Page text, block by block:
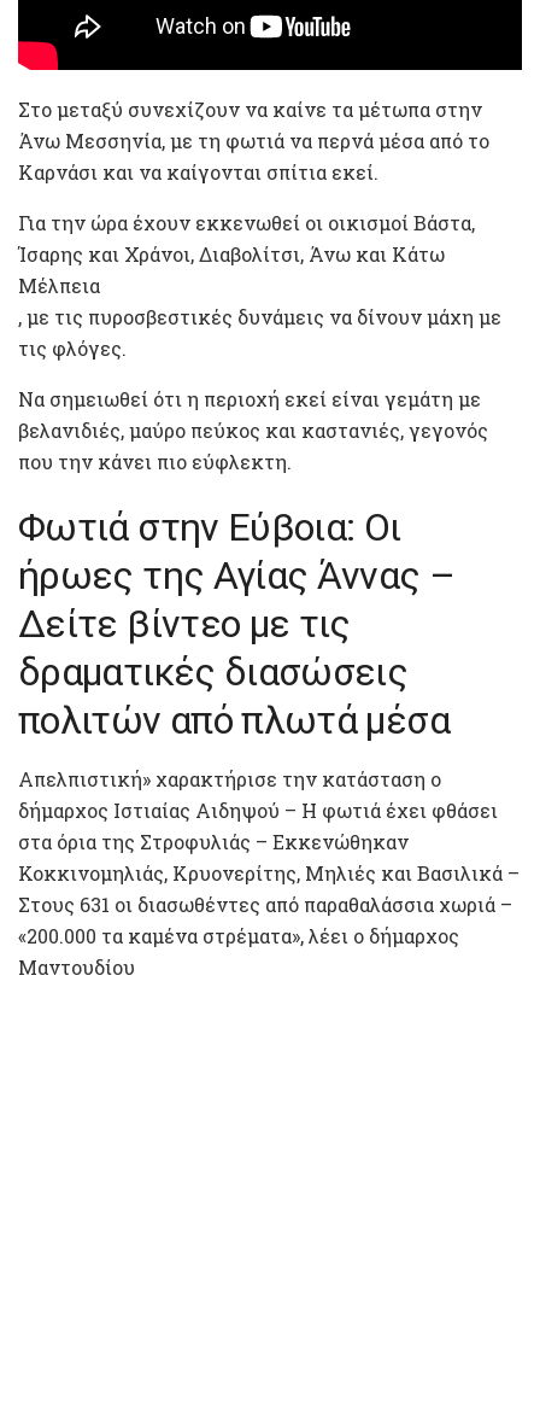
Στο μεταξύ συνεχίζουν να καίνε τα μέτωπα στην
Άνω Μεσσηνία, με τη φωτιά να περνά μέσα από το
Καρνάσι και να καίγονται σπίτια εκεί.
Για την ώρα έχουν εκκενωθεί οι οικισμοί Βάστα,
Ίσαρης και Χράνοι, Διαβολίτσι, Άνω και Κάτω
Μέλπεια
, με τις πυροσβεστικές δυνάμεις να δίνουν μάχη με
τις φλόγες.
Να σημειωθεί ότι η περιοχή εκεί είναι γεμάτη με
βελανιδιές, μαύρο πεύκος και καστανιές, γεγονός
που την κάνει πιο εύφλεκτη.
Φωτιά στην Εύβοια: Οι
ήρωες της Αγίας Άννας –
Δείτε βίντεο με τις
δραματικές διασώσεις
πολιτών από πλωτά μέσα
Απελπιστική» χαρακτήρισε την κατάσταση ο
δήμαρχος Ιστιαίας Αιδηψού – Η φωτιά έχει φθάσει
στα όρια της Στροφυλιάς – Εκκενώθηκαν
Κοκκινομηλιάς, Κρυονερίτης, Μηλιές και Βασιλικά –
Στους 631 οι διασωθέντες από παραθαλάσσια χωριά –
«200.000 τα καμένα στρέματα», λέει ο δήμαρχος
Μαντουδίου